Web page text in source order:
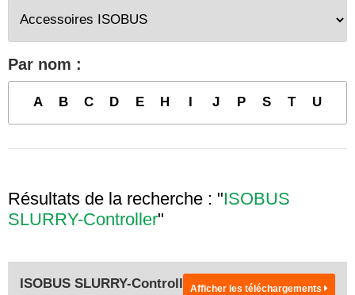
Par nom :
A B C D E H J P S T U
Résultats de la recherche : "ISOBUS
SLURRY-Controller"
ISOBUS SLURRY-ControllerAfficher les téléchargements